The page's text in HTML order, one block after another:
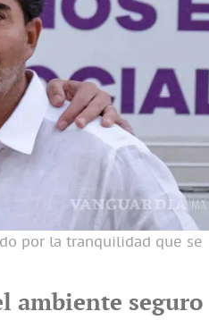
por la tranquilidad que se
ambiente seguro